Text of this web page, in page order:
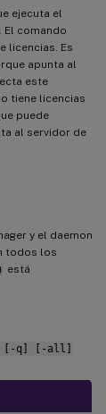
ejecuta el
comando
licencias. Es
apunta al
este
tiene licencias
puede
al servidor de
y el daemon
todos los
está
[-q] [-all]